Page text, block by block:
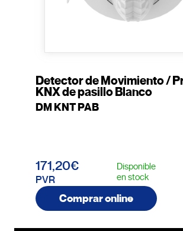
Detector de Movimiento /
KNX de pasillo Blanco
DM KNT PAB
171,20€
PVR
Disponible
en stock
Comprar online